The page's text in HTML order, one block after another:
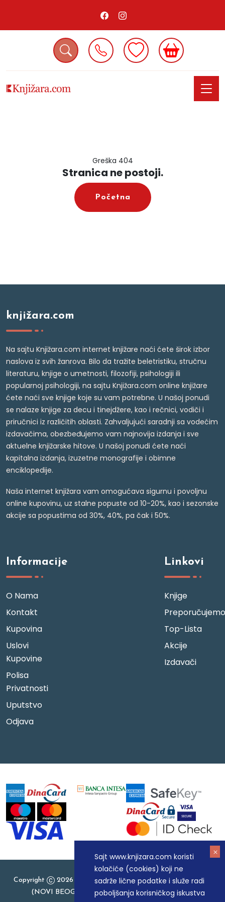
Sajt www.knjizara.com koristi
kolačiće (cookies) koji ne
sadrže lične podatke i služe radi
poboljšanja korisničkog iskustva
Greška 404
Stranica ne postoji.
Početna
knjižara.com
Na sajtu Knjižara.com internet knjižare naći ćete širok izbor
naslova iz svih žanrova. Bilo da tražite beletristiku, stručnu
literaturu, knjige o umetnosti, filozofiji, psihologiji ili
popularnoj psihologiji, na sajtu Knjižara.com online knjižare
ćete naći sve knjige koje su vam potrebne. U našoj ponudi
se nalaze knjige za decu i tinejdžere, kao i rečnici, vodiči i
priručnici iz različitih oblasti. Zahvaljujući saradnji sa vodećim
izdavačima, obezbeđujemo vam najnovija izdanja i sve
aktuelne knjižarske hitove. U našoj ponudi ćete naći
kapitalna izdanja, izuzetne monografije i obimne
enciklopedije.
Naša internet knjižara vam omogućava sigurnu i povoljnu
online kupovinu, uz stalne popuste od 10-20%, kao i sezonske
akcije sa popustima od 30%, 40%, pa čak i 50%.
Informacije
O Nama
Kontakt
Kupovina
Uslovi
Kupovine
Polisa
Privatnosti
Uputstvo
Odjava
Linkovi
Knjige
Preporučujemo
Top-Lista
Akcije
Izdavači
Copyright
2026 Knjizara.com - MAKART DOO BEOGRAD
(NOVI BEOGRAD), PIB: 105184104, MB: 20337524